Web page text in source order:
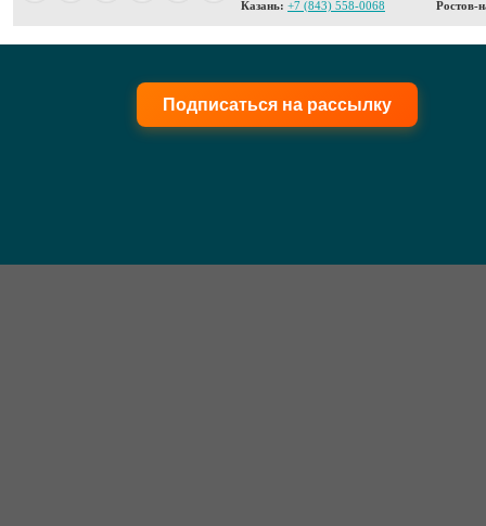
Казань: +7 (843) 558-0068 Ростов-
Подписаться на рассылку